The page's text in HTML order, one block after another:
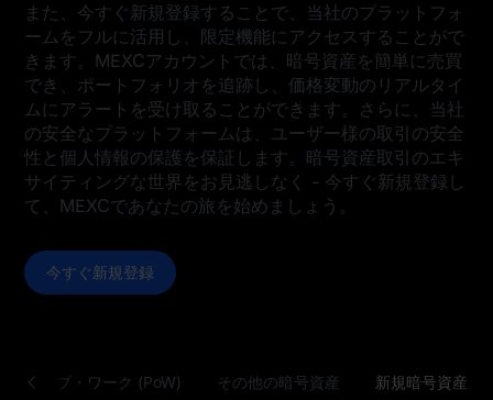
また、今すぐ新規登録することで、当社のプラットフォ
ームをフルに活用し、限定機能にアクセスすることがで
きます。MEXCアカウントでは、暗号資産を簡単に売買
でき、ポートフォリオを追跡し、価格変動のリアルタイ
ムにアラートを受け取ることができます。さらに、当社
の安全なプラットフォームは、ユーザー様の取引の安全
性と個人情報の保護を保証します。暗号資産取引のエキ
サイティングな世界をお見逃しなく - 今すぐ新規登録し
て、MEXCであなたの旅を始めましょう。
今すぐ新規登録
フ・オブ・ワーク (PoW) その他の暗号資産 新規暗号資産